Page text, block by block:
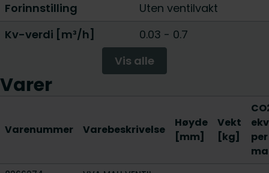
Forinnstilling
Uten ventilvakt
Kv-verdi [m³/h]
0.03 - 0.7
Vis alle
Varer
Varenummer Varebeskrivelse
Høyde
[mm]
Vekt
[kg]